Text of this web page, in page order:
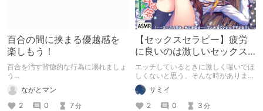
百合の間に挟まる優越感を
楽しもう！
百合を汚す背徳的な行為に溺れましょ
う...
ながとマン
2
0 7分
【セックスセラピー】疲労
に良いのは激しいセックス
ではなく、いわゆるスロー
セックス。
エッチしているときに激しく喘いでほ
しくないと思う、そんな時がありませ
んか。私にはありました。優しさと癒
しにあふれた性行為を、人は「セック
スセラピー」と呼んだそうです。
サミイ
2
0 3 分